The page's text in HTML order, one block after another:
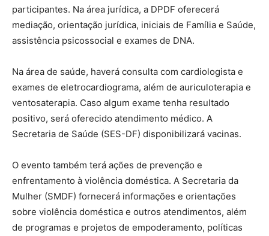
participantes. Na área jurídica, a DPDF oferecerá
mediação, orientação jurídica, iniciais de Família e Saúde,
assistência psicossocial e exames de DNA.
Na área de saúde, haverá consulta com cardiologista e
exames de eletrocardiograma, além de auriculoterapia e
ventosaterapia. Caso algum exame tenha resultado
positivo, será oferecido atendimento médico. A
Secretaria de Saúde (SES-DF) disponibilizará vacinas.
O evento também terá ações de prevenção e
enfrentamento à violência doméstica. A Secretaria da
Mulher (SMDF) fornecerá informações e orientações
sobre violência doméstica e outros atendimentos, além
de programas e projetos de empoderamento, políticas